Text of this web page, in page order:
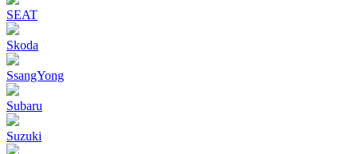
SEAT
Skoda
SsangYong
Subaru
Suzuki